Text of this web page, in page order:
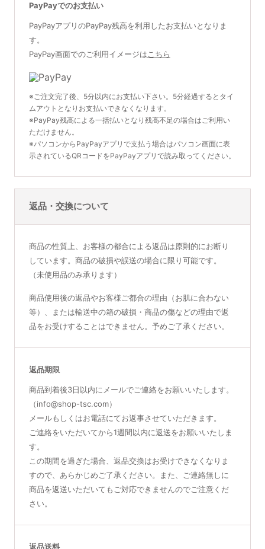
PayPayでのお支払い
PayPayアプリのPayPay残高を利用したお支払いとなりま
す。
PayPay画面でのご利用イメージは こちら
※ご注文完了後、5分以内にお支払い下さい。5分経過するとタイ
ムアウトとなりお支払いできなくなります。
※PayPay残高による一括払いとなり残高不足の場合はご利用い
ただけません。
※パソコンからPayPayアプリで支払う場合はパソコン画面に表
示されているQRコードをPayPayアプリで読み取ってください。
返品・交換について
商品の性質上、お客様の都合による返品は原則的にお断り
しています。商品の破損や誤送の場合に限り可能です。
（未使用品のみ承ります）
商品使用後の返品やお客様ご都合の理由（お肌に合わない
等）、または輸送中の箱の破損・商品の傷などの理由で返
品をお受けすることはできません。予めご了承ください。
返品期限
商品到着後3日以内にメールでご連絡をお願いいたします。
（info@shop-tsc.com）
メールもしくはお電話にてお返事させていただきます。
ご連絡をいただいてから1週間以内に返送をお願いいたしま
す。
この期間を過ぎた場合、返品交換はお受けできなくなりま
すので、あらかじめご了承ください。また、ご連絡無しに
商品を返送いただいてもご対応できませんのでご注意くだ
さい。
返品送料